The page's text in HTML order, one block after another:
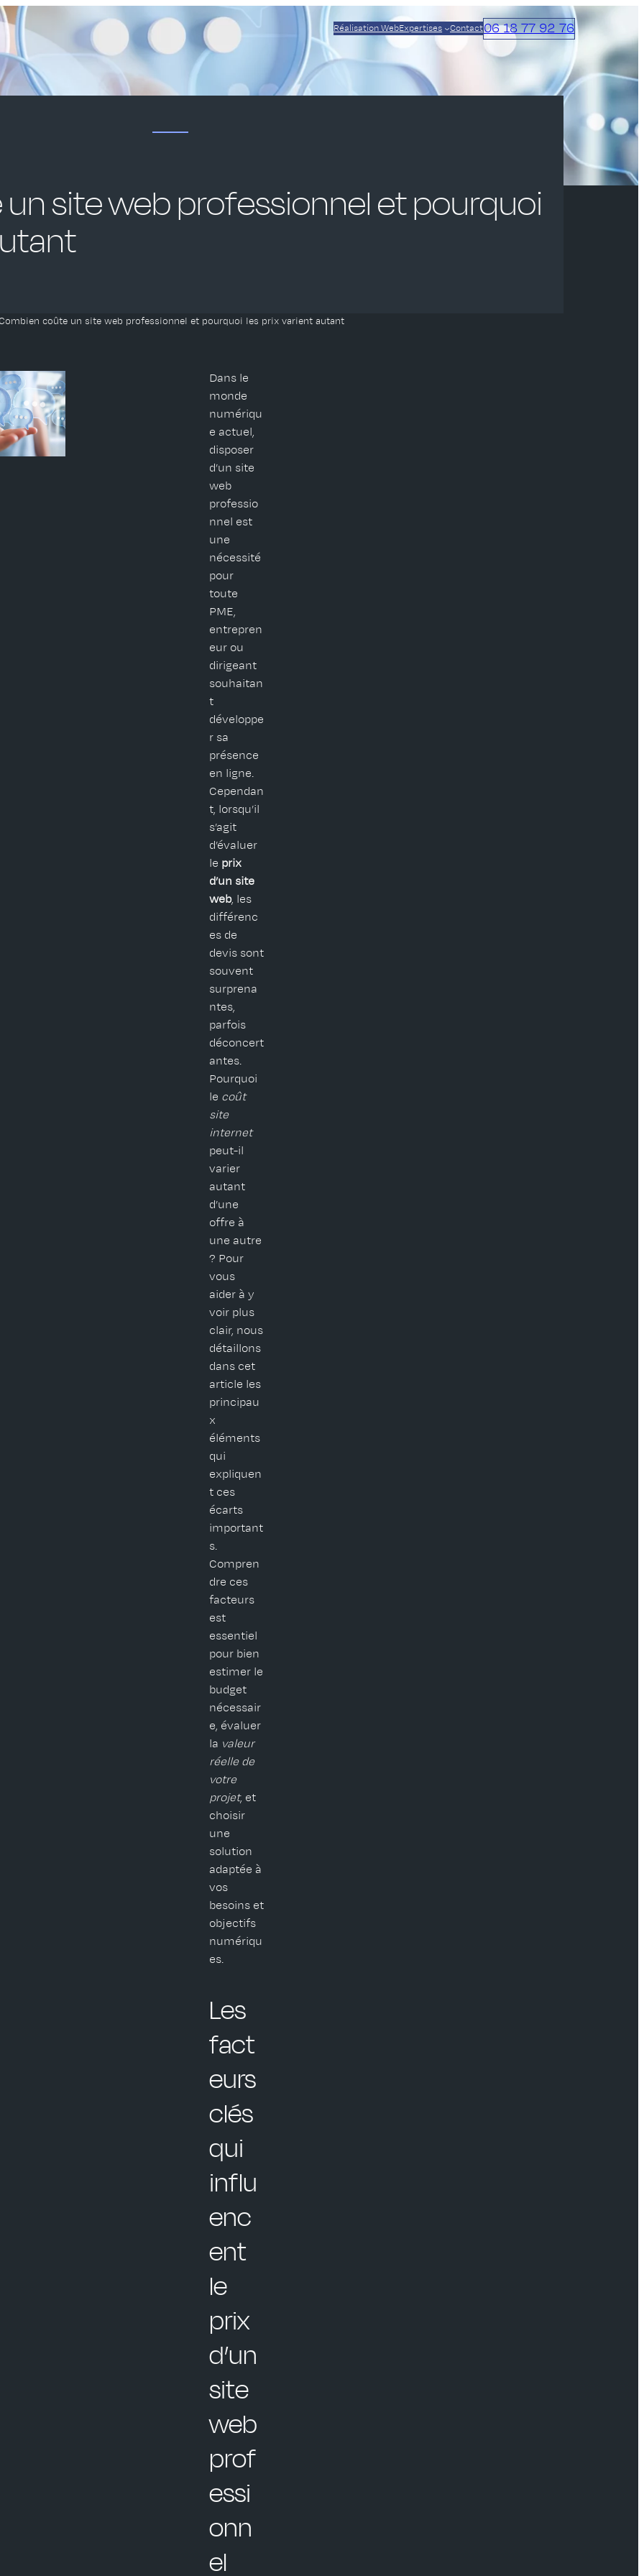
Réalisation WebExpertises Contact06 18 77 92 76
site web professionnel et pourquoi
coûte un site web professionnel et pourquoi les prix varient autant
Dans le
monde
numériqu
e actuel,
disposer
d’un site
web
professio
nnel est
une
nécessité
pour
toute
PME,
entrepren
eur ou
dirigeant
souhaitan
t
développe
r sa
présence
en ligne.
Cependan
t, lorsqu’il
s’agit
d’évaluer
le prix
d’un site
web, les
différenc
es de
devis sont
souvent
surprena
ntes,
parfois
déconcert
antes.
Pourquoi
le coût
site
internet
peut-il
varier
autant
d’une
offre à
une autre
? Pour
vous
aider à y
voir plus
clair, nous
détaillons
dans cet
article les
principau
x
éléments
qui
expliquen
t ces
écarts
important
s.
Compren
dre ces
facteurs
est
essentiel
pour bien
estimer le
budget
nécessair
e, évaluer
la valeur
réelle de
votre
projet, et
choisir
une
solution
adaptée à
vos
besoins et
objectifs
numériqu
es.
Les
fact
eurs
clés
qui
influ
enc
ent
le
prix
d’un
site
web
prof
essi
onn
el